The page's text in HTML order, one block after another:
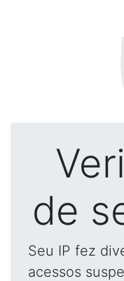
de
Seu IP fez
acessos